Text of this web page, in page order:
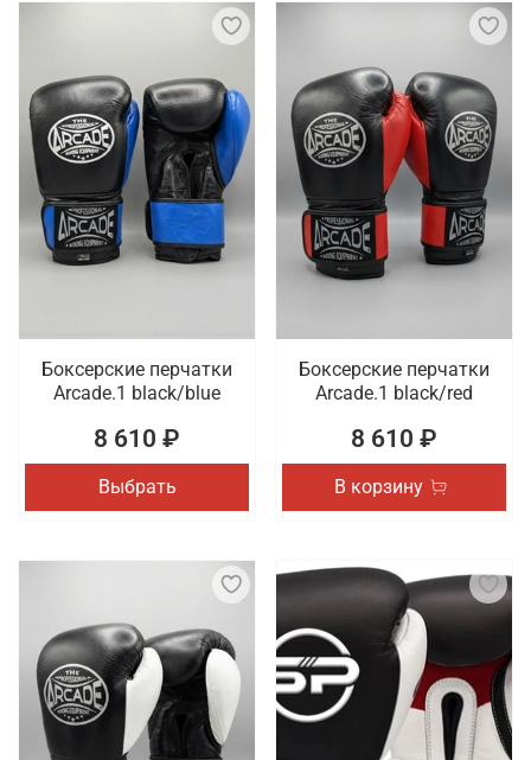
Боксерские перчатки
Arcade.1 black/blue
8 610 ₽
Выбрать
Боксерские перчатки
Arcade.1 black/red
8 610 ₽
В корзину